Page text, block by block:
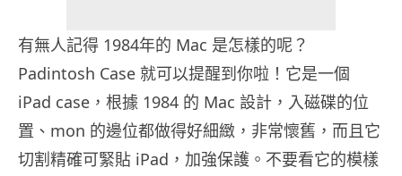
有無人記得 1984年的 Mac 是怎樣的呢？
Padintosh Case 就可以提醒到你啦！它是一個
iPad case，根據 1984 的 Mac 設計，入磁碟的位
置、mon 的邊位都做得好細緻，非常懷舊，而且它
切割精確可緊貼 iPad，加強保護。不要看它的模樣